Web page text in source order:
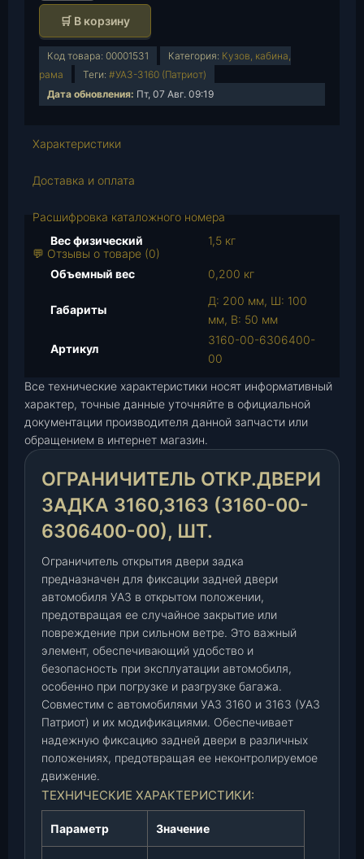
о
и
е
в
т
в
р
и
ч
и
т
л
ь
о
т
р
р
и
з
а
д
к
а
3
1
0
🛒 В корзину
Код товара: 00001531 Категория: Кузов, кабина,
рама
Теги: #УАЗ-3160 (Патриот)
Дата обновления: Пт, 07 Авг. 09:19
Характеристики
Доставка и оплата
Расшифровка каталожного номера
💬 Отзывы о товаре (0)
Вес физический 1,5 кг
Объемный вес 0,200 кг
Габариты
Д: 200 мм, Ш: 100
мм, В: 50 мм
Артикул
3160-00-6306400-
00
Все технические характеристики носят информативный
характер, точные данные уточняйте в официальной
документации производителя данной запчасти или
обращением в интернет магазин.
ОГРАНИЧИТЕЛЬ ОТКР.ДВЕРИ
ЗАДКА 3160,3163 (3160-00-
6306400-00), ШТ.
Ограничитель открытия двери задка
предназначен для фиксации задней двери
автомобиля УАЗ в открытом положении,
предотвращая ее случайное закрытие или
повреждение при сильном ветре. Это важный
элемент, обеспечивающий удобство и
безопасность при эксплуатации автомобиля,
особенно при погрузке и разгрузке багажа.
Совместим с автомобилями УАЗ 3160 и 3163 (УАЗ
Патриот) и их модификациями. Обеспечивает
надежную фиксацию задней двери в различных
положениях, предотвращая ее неконтролируемое
движение.
ТЕХНИЧЕСКИЕ ХАРАКТЕРИСТИКИ:
Параметр Значение